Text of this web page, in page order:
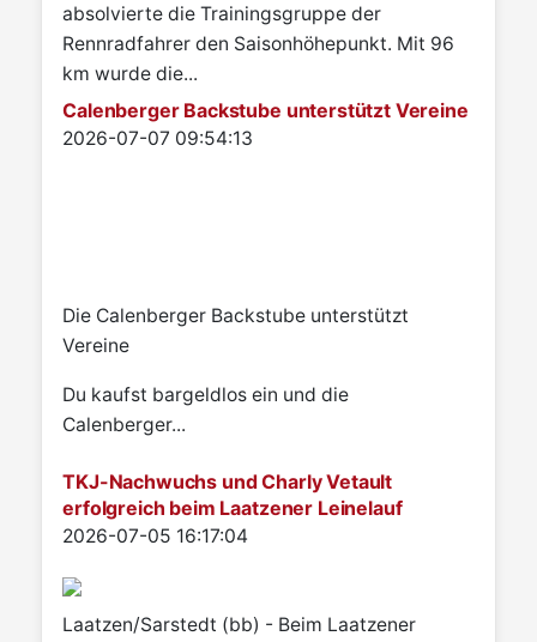
absolvierte die Trainingsgruppe der
Rennradfahrer den Saisonhöhepunkt. Mit 96
km wurde die...
Calenberger Backstube unterstützt Vereine
Details
2026-07-07 09:54:13
Die Calenberger Backstube unterstützt
Vereine
Du kaufst bargeldlos ein und die
Calenberger...
TKJ-Nachwuchs und Charly Vetault
erfolgreich beim Laatzener Leinelauf
Details
2026-07-05 16:17:04
Laatzen/Sarstedt (bb) - Beim Laatzener